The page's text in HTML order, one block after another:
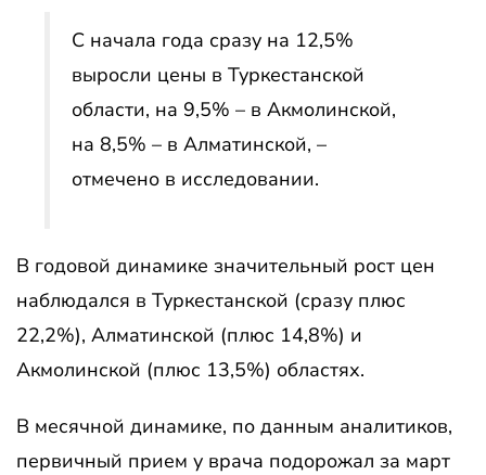
С начала года сразу на 12,5%
выросли цены в Туркестанской
области, на 9,5% – в Акмолинской,
на 8,5% – в Алматинской, –
отмечено в исследовании.
В годовой динамике значительный рост цен
наблюдался в Туркестанской (сразу плюс
22,2%), Алматинской (плюс 14,8%) и
Акмолинской (плюс 13,5%) областях.
В месячной динамике, по данным аналитиков,
первичный прием у врача подорожал за март